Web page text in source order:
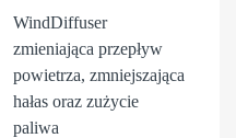
WindDiffuser
zmieniająca przepływ
powietrza, zmniejszająca
hałas oraz zużycie
paliwa